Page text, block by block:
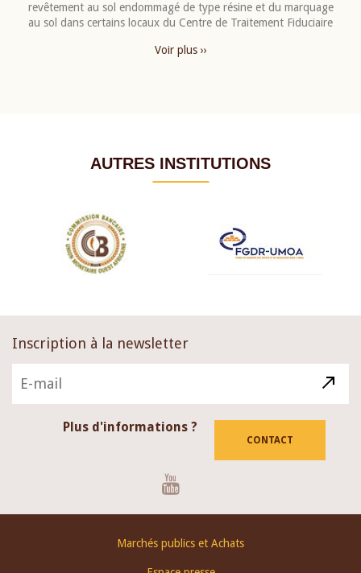
revêtement au sol endommagé de type résine et du marquage
au sol dans certains locaux du Centre de Traitement Fiduciaire
Voir plus ››
AUTRES INSTITUTIONS
Inscription à la newsletter
Plus d'informations ?
CONTACT
Marchés publics et Achats